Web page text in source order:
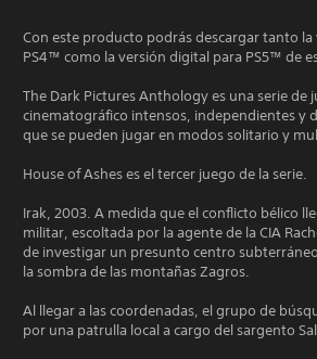
Con este producto podrás descargar tanto
PS4™ como la versión digital para PS5™ de
The Dark Pictures Anthology es una serie de
cinematográfico intensos, independientes y
que se pueden jugar en modos solitario y
House of Ashes es el tercer juego de la serie.
Irak, 2003. A medida que el conflicto bélico
militar, escoltada por la agente de la CIA
de investigar un presunto centro
la sombra de las montañas Zagros.
Al llegar a las coordenadas, el grupo de
por una patrulla local a cargo del sargento